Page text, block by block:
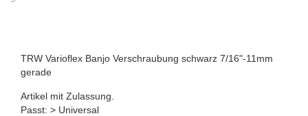
TRW Varioflex Banjo Verschraubung schwarz 7/16"-11mm
gerade
Artikel mit Zulassung.
Passt: > Universal